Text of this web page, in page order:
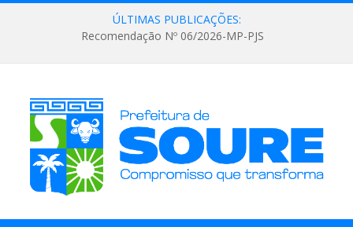
ÚLTIMAS PUBLICAÇÕES:
Recomendação Nº 06/2026-MP-PJS